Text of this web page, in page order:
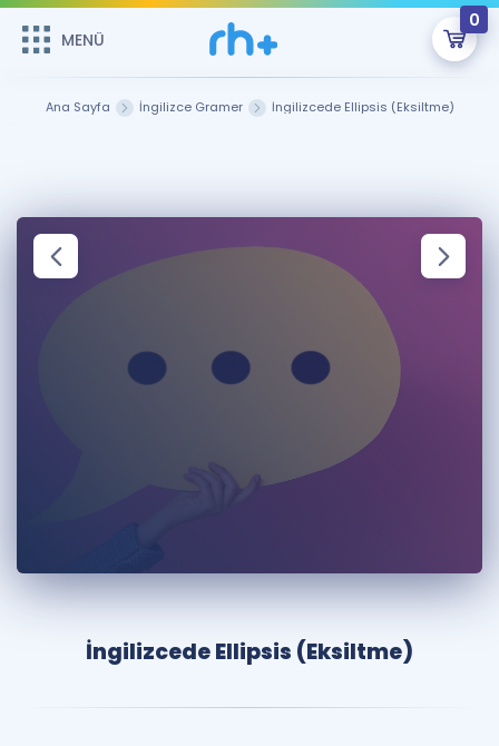
MENÜ
0
ÜYE DEĞİLİM
bekliyor!
MENÜ
Kitaplar ve Kaynaklar
Faydalı Araçlar
Rehberlik Aracı
Kampanyalar
İletişim
Ana Sayfa İngilizce Gramer İngilizcede Ellipsis (Eksiltme)
İngilizcede Ellipsis (Eksiltme)